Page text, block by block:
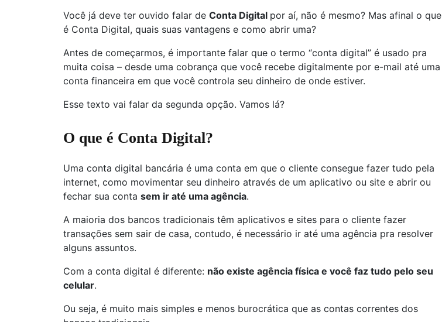
Você já deve ter ouvido falar de Conta Digital por aí, não é mesmo? Mas afinal o que
é Conta Digital, quais suas vantagens e como abrir uma?
Antes de começarmos, é importante falar que o termo “conta digital” é usado pra
muita coisa – desde uma cobrança que você recebe digitalmente por e-mail até uma
conta financeira em que você controla seu dinheiro de onde estiver.
Esse texto vai falar da segunda opção. Vamos lá?
O que é Conta Digital?
Uma conta digital bancária é uma conta em que o cliente consegue fazer tudo pela
internet, como movimentar seu dinheiro através de um aplicativo ou site e abrir ou
fechar sua conta sem ir até uma agência.
A maioria dos bancos tradicionais têm aplicativos e sites para o cliente fazer
transações sem sair de casa, contudo, é necessário ir até uma agência pra resolver
alguns assuntos.
Com a conta digital é diferente: não existe agência física e você faz tudo pelo seu
celular.
Ou seja, é muito mais simples e menos burocrática que as contas correntes dos